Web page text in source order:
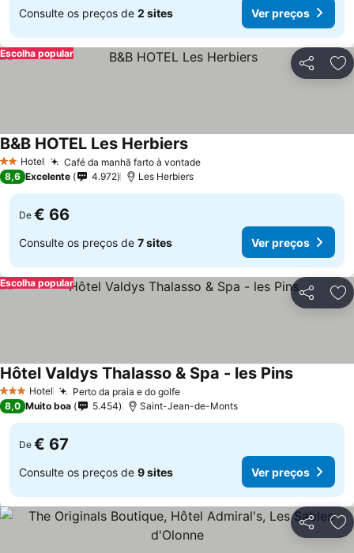
Consulte os preços de 2 sites Ver preços
Partilhar
Escolha popular
2 Estrelas
Hotel Café da manhã farto à vontade
B&B HOTEL Les Herbiers
8,6 Excelente 4.972 Les Herbiers
De € 66
Consulte os preços de 7 sites Ver preços
Partilhar
Escolha popular
3 EstrelasHotel Perto da praia e do golfe
Hôtel Valdys Thalasso & Spa - les Pins
8,0 Muito boa 5.454 Saint-Jean-de-Monts
De € 67
Consulte os preços de 9 sites Ver preços
Partilhar